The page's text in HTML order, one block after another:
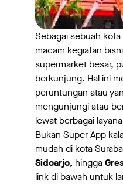
Sebagai sebuah
macam kegiatan
supermarket besar,
berkunjung. Hal ini
peruntungan atau
mengunjungi atau
lewat berbagai
Bukan Super App
mudah di kota
Sidoarjo, hingga
link di bawah untuk